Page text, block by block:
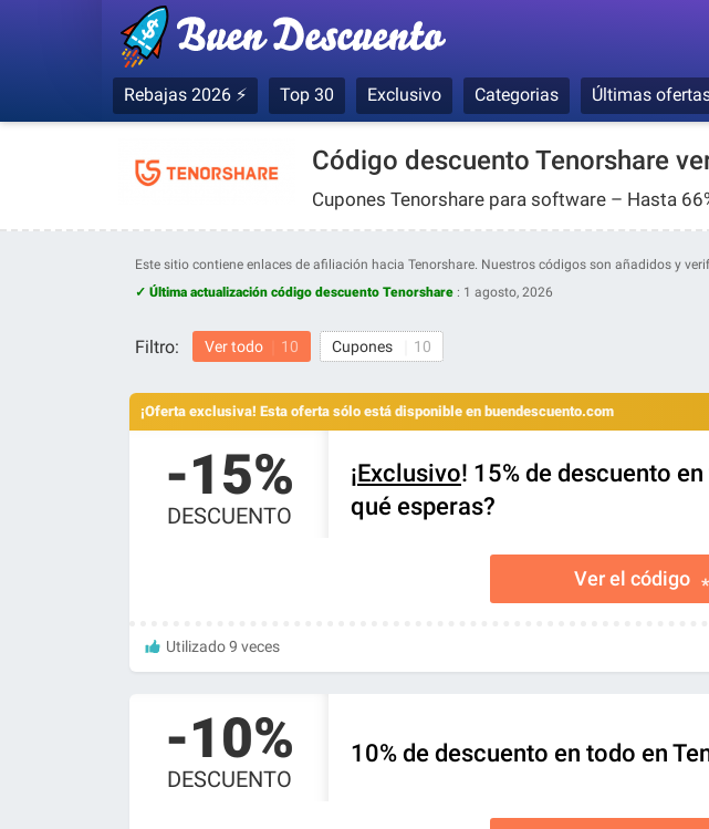
Rebajas 2026 ⚡ Top 30 Exclusivo Categorias Últimas
Código descuento Tenorshare
Cupones Tenorshare para software – Hasta
Este sitio contiene enlaces de afiliación hacia Tenorshare. Nuestros códigos son añadidos y
✓ Última actualización código descuento Tenorshare : 1 agosto, 2026
Filtro: Ver todo 10 Cupones 10
¡Oferta exclusiva! Esta oferta sólo está disponible en buendescuento.com
-15%
DESCUENTO
¡Exclusivo! 15% de descuento
qué esperas?
Ver el código
Utilizado 9 veces
-10%
DESCUENTO
10% de descuento en todo en